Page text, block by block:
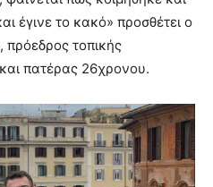
έγινε το κακό» προσθέτει ο
τοπικής
πατέρας 26χρονου.